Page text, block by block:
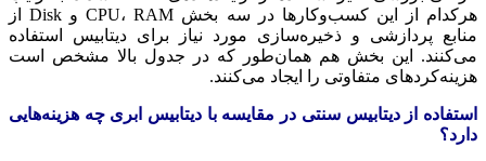
هرکدام از این کسب‌وکارها در سه بخش CPU، RAM و Disk از
منابع پردازشی و ذخیره‌سازی مورد نیاز برای دیتابیس استفاده
می‌کنند. این بخش هم همان‌طور که در جدول بالا مشخص است
هزینه‌کردهای متفاوتی را ایجاد می‌کنند.
استفاده از دیتابیس سنتی در مقایسه با دیتابیس ابری چه هزینه‌هایی
دارد؟